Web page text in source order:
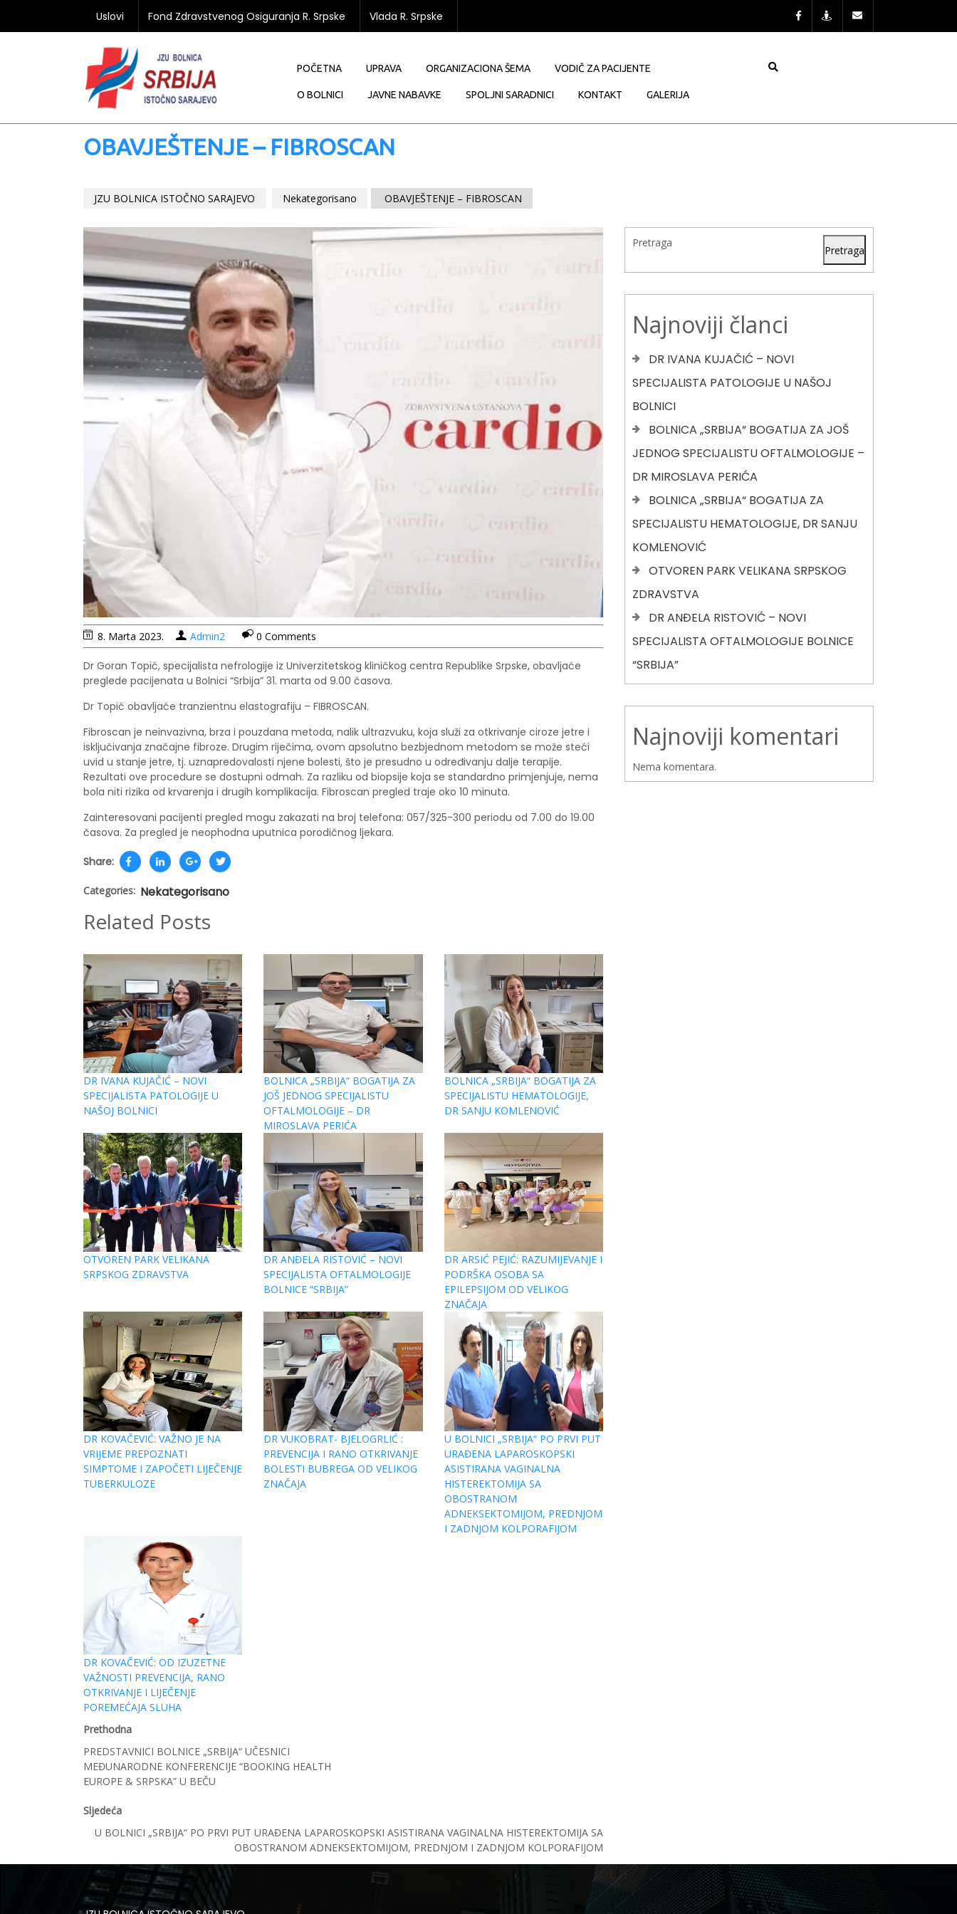
Uslovi Fond Zdravstvenog Osiguranja R. Srpske Vlada R. Srpske
POČETNA UPRAVA ORGANIZACIONA ŠEMA VODIČ ZA PACIJENTE
O BOLNICI JAVNE NABAVKE SPOLJNI SARADNICI KONTAKT GALERIJA
OBAVJEŠTENJE – FIBROSCAN
JZU BOLNICA ISTOČNO SARAJEVO Nekategorisano OBAVJEŠTENJE – FIBROSCAN
8. Marta 2023. Admin2 0 Comments
Dr Goran Topić, specijalista nefrologije iz Univerzitetskog kliničkog centra Republike Srpske, obavljaće
preglede pacijenata u Bolnici “Srbija” 31. marta od 9.00 časova.
Dr Topić obavljaće tranzientnu elastografiju – FIBROSCAN.
Fibroscan je neinvazivna, brza i pouzdana metoda, nalik ultrazvuku, koja služi za otkrivanje ciroze jetre i
isključivanja značajne fibroze. Drugim riječima, ovom apsolutno bezbjednom metodom se može steći
uvid u stanje jetre, tj. uznapredovalosti njene bolesti, što je presudno u određivanju dalje terapije.
Rezultati ove procedure se dostupni odmah. Za razliku od biopsije koja se standardno primjenjuje, nema
bola niti rizika od krvarenja i drugih komplikacija. Fibroscan pregled traje oko 10 minuta.
Zainteresovani pacijenti pregled mogu zakazati na broj telefona: 057/325-300 periodu od 7.00 do 19.00
časova. Za pregled je neophodna uputnica porodičnog ljekara.
Share:
Categories: Nekategorisano
Related Posts
DR IVANA KUJAČIĆ – NOVI
SPECIJALISTA PATOLOGIJE U
NAŠOJ BOLNICI
BOLNICA „SRBIJA“ BOGATIJA ZA
JOŠ JEDNOG SPECIJALISTU
OFTALMOLOGIJE – DR
MIROSLAVA PERIĆA
BOLNICA „SRBIJA“ BOGATIJA ZA
SPECIJALISTU HEMATOLOGIJE,
DR SANJU KOMLENOVIĆ
OTVOREN PARK VELIKANA
SRPSKOG ZDRAVSTVA
DR ANĐELA RISTOVIĆ – NOVI
SPECIJALISTA OFTALMOLOGIJE
BOLNICE “SRBIJA”
DR ARSIĆ PEJIĆ: RAZUMIJEVANJE I
PODRŠKA OSOBA SA
EPILEPSIJOM OD VELIKOG
ZNAČAJA
DR KOVAČEVIĆ: VAŽNO JE NA
VRIJEME PREPOZNATI
SIMPTOME I ZAPOČETI LIJEČENJE
TUBERKULOZE
DR VUKOBRAT- BJELOGRLIĆ :
PREVENCIJA I RANO OTKRIVANJE
BOLESTI BUBREGA OD VELIKOG
ZNAČAJA
U BOLNICI „SRBIJA“ PO PRVI PUT
URAĐENA LAPAROSKOPSKI
ASISTIRANA VAGINALNA
HISTEREKTOMIJA SA
OBOSTRANOM
ADNEKSEKTOMIJOM, PREDNJOM
I ZADNJOM KOLPORAFIJOM
DR KOVAČEVIĆ: OD IZUZETNE
VAŽNOSTI PREVENCIJA, RANO
OTKRIVANJE I LIJEČENJE
POREMEĆAJA SLUHA
Prethodna
PREDSTAVNICI BOLNICE „SRBIJA“ UČESNICI
MEĐUNARODNE KONFERENCIJE “BOOKING HEALTH
EUROPE & SRPSKA” U BEČU
Sljedeća
U BOLNICI „SRBIJA“ PO PRVI PUT URAĐENA LAPAROSKOPSKI ASISTIRANA VAGINALNA HISTEREKTOMIJA SA
OBOSTRANOM ADNEKSEKTOMIJOM, PREDNJOM I ZADNJOM KOLPORAFIJOM
Pretraga
Pretraga
Najnoviji članci
DR IVANA KUJAČIĆ – NOVI
SPECIJALISTA PATOLOGIJE U NAŠOJ
BOLNICI
BOLNICA „SRBIJA“ BOGATIJA ZA JOŠ
JEDNOG SPECIJALISTU OFTALMOLOGIJE –
DR MIROSLAVA PERIĆA
BOLNICA „SRBIJA“ BOGATIJA ZA
SPECIJALISTU HEMATOLOGIJE, DR SANJU
KOMLENOVIĆ
OTVOREN PARK VELIKANA SRPSKOG
ZDRAVSTVA
DR ANĐELA RISTOVIĆ – NOVI
SPECIJALISTA OFTALMOLOGIJE BOLNICE
“SRBIJA”
Najnoviji komentari
Nema komentara.